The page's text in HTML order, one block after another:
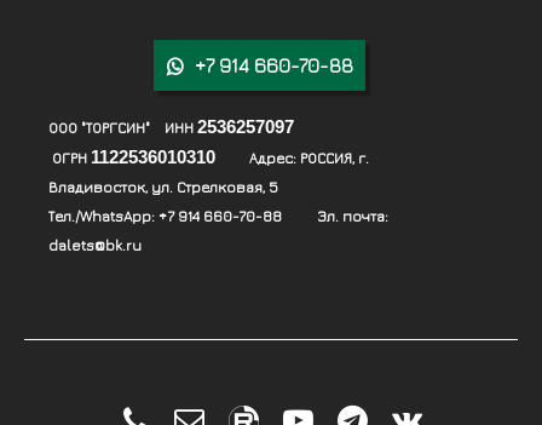
 +7 914 660-70-88
ООО "ТОРГСИН" ИНН 2536257097
ОГРН 1122536010310 Адрес: РОССИЯ, г.
Владивосток, ул. Стрелковая, 5
Тел./WhatsApp: +7 914 660-70-88 Эл. почта:
dalets@bk.ru